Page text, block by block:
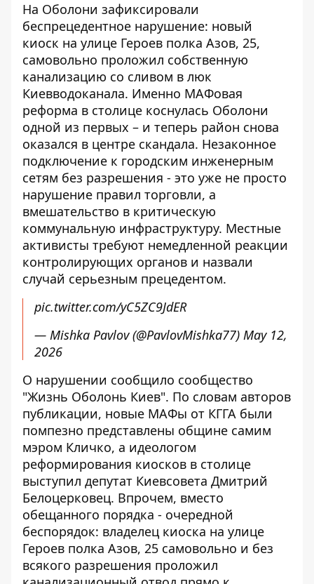
На Оболони зафиксировали
беспрецедентное нарушение: новый
киоск на улице Героев полка Азов, 25,
самовольно проложил собственную
канализацию со сливом в люк
Киевводоканала. Именно МАФовая
реформа в столице коснулась Оболони
одной из первых – и теперь район снова
оказался в центре скандала. Незаконное
подключение к городским инженерным
сетям без разрешения - это уже не просто
нарушение правил торговли, а
вмешательство в критическую
коммунальную инфраструктуру. Местные
активисты требуют немедленной реакции
контролирующих органов и назвали
случай серьезным прецедентом.
pic.twitter.com/yC5ZC9JdER
— Mishka Pavlov (@PavlovMishka77) May 12,
2026
О нарушении сообщило сообщество
"Жизнь Оболонь Киев". По словам авторов
публикации, новые МАФы от КГГА были
помпезно представлены общине самим
мэром Кличко, а идеологом
реформирования киосков в столице
выступил депутат Киевсовета Дмитрий
Белоцерковец. Впрочем, вместо
обещанного порядка - очередной
беспорядок: владелец киоска на улице
Героев полка Азов, 25 самовольно и без
всякого разрешения проложил